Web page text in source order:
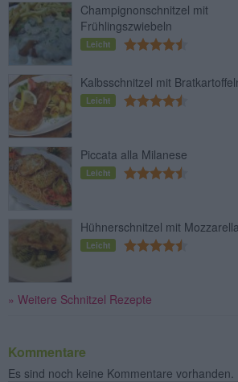
Champignonschnitzel mit
Frühlingszwiebeln
Leicht
Kalbsschnitzel mit
Leicht
Piccata alla Milanese
Leicht
Hühnerschnitzel mit Mozzarella
Leicht
» Weitere Schnitzel Rezepte
Kommentare
Es sind noch keine Kommentare vorhanden.